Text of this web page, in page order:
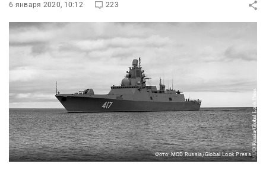
6 января 2020, 10:12 223
Фото: MOD Russia/Global Look Press